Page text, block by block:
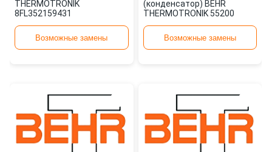
THERMOTRONIK
8FL352159431
Возможные замены
(конденсатор) BEHR
THERMOTRONIK 55200
Возможные замены